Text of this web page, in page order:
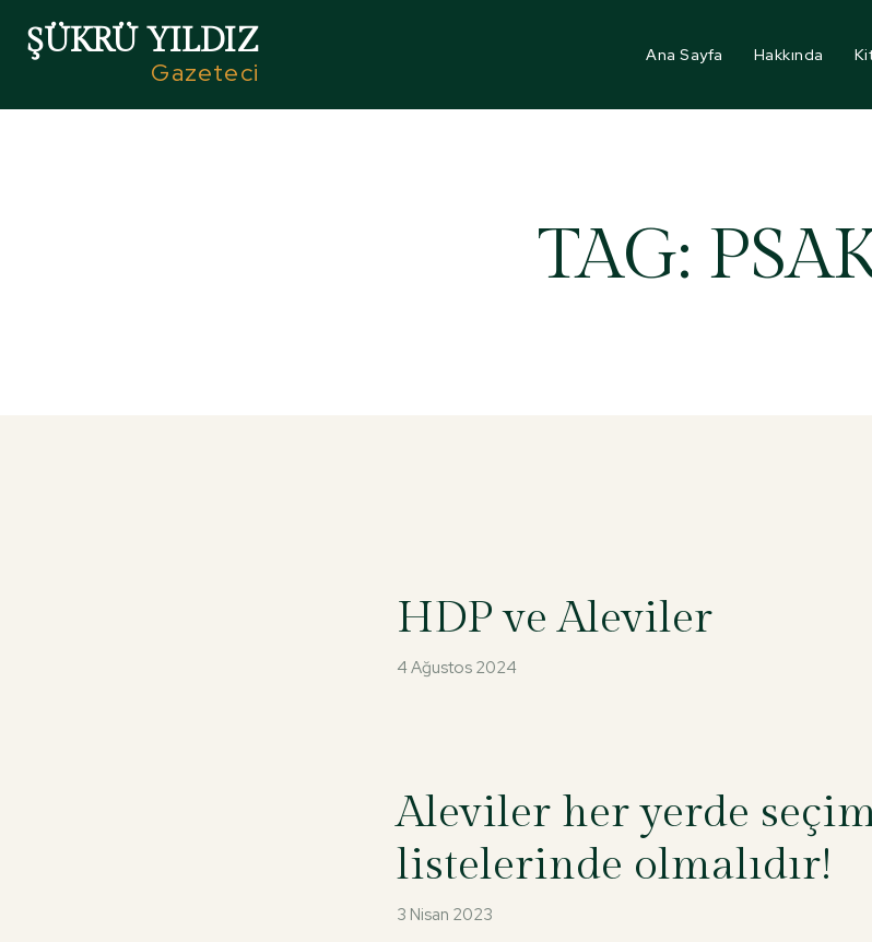
ŞÜKRÜ YILDIZ
Gazeteci
Ana Sayfa Hakkında
TAG:
HDP ve Aleviler
4 Ağustos 2024
Aleviler her yerde
listelerinde olmalıdır!
3 Nisan 2023